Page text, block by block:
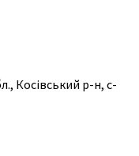
Косівський р-н, с-